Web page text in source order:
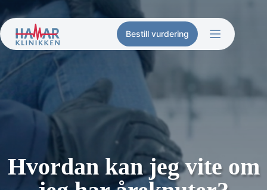
til
innholdet
Bestill vurdering
Hvordan kan jeg vite om